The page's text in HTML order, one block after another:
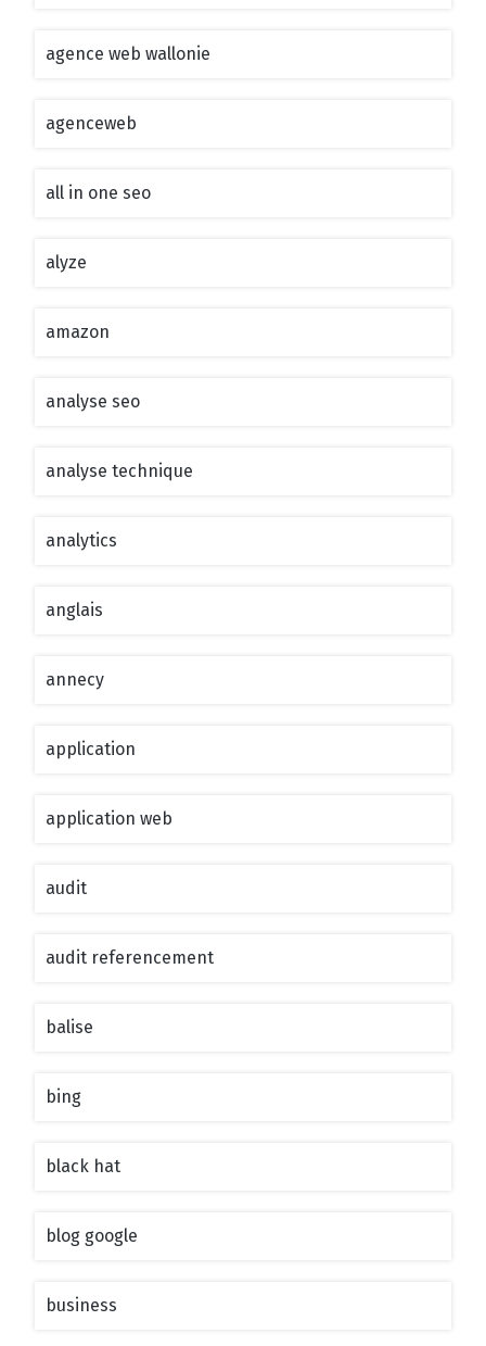
agence web wallonie
agenceweb
all in one seo
alyze
amazon
analyse seo
analyse technique
analytics
anglais
annecy
application
application web
audit
audit referencement
balise
bing
black hat
blog google
business